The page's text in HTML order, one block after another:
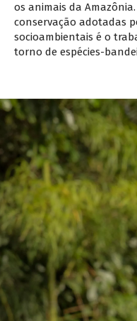
os animais da
conservação adotadas
socioambientais é o
torno de espécies-